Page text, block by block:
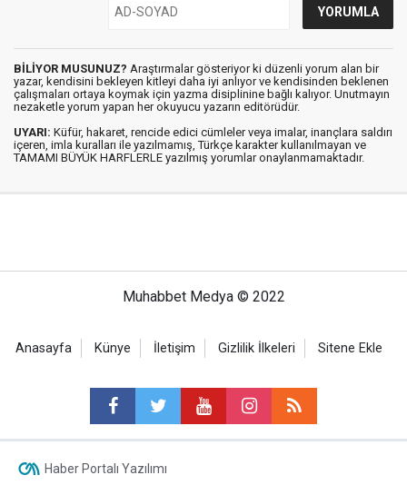
BİLİYOR MUSUNUZ? Araştırmalar gösteriyor ki düzenli yorum alan bir
yazar, kendisini bekleyen kitleyi daha iyi anlıyor ve kendisinden beklenen
çalışmaları ortaya koymak için yazma disiplinine bağlı kalıyor. Unutmayın
nezaketle yorum yapan her okuyucu yazarın editörüdür.
UYARI: Küfür, hakaret, rencide edici cümleler veya imalar, inançlara saldırı
içeren, imla kuralları ile yazılmamış, Türkçe karakter kullanılmayan ve
TAMAMI BÜYÜK HARFLERLE yazılmış yorumlar onaylanmamaktadır.
Muhabbet Medya © 2022
Anasayfa Künye İletişim Gizlilik İlkeleri Sitene Ekle
Haber Portalı Yazılımı